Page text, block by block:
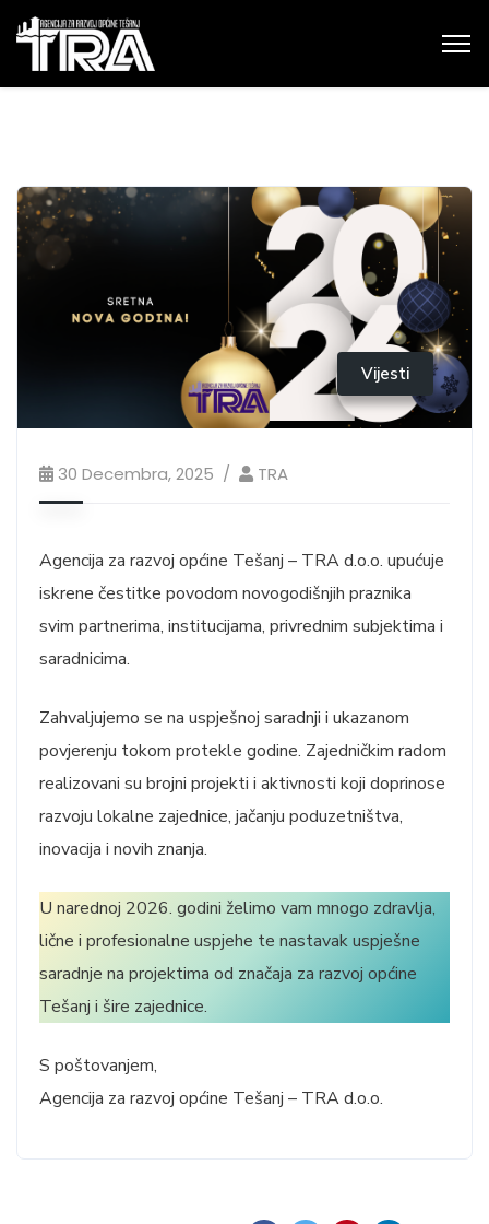
Vijesti
30 Decembra, 2025 TRA
Agencija za razvoj općine Tešanj – TRA d.o.o. upućuje
iskrene čestitke povodom novogodišnjih praznika
svim partnerima, institucijama, privrednim subjektima i
saradnicima.
Zahvaljujemo se na uspješnoj saradnji i ukazanom
povjerenju tokom protekle godine. Zajedničkim radom
realizovani su brojni projekti i aktivnosti koji doprinose
razvoju lokalne zajednice, jačanju poduzetništva,
inovacija i novih znanja.
U narednoj 2026. godini želimo vam mnogo zdravlja,
lične i profesionalne uspjehe te nastavak uspješne
saradnje na projektima od značaja za razvoj općine
Tešanj i šire zajednice.
S poštovanjem,
Agencija za razvoj općine Tešanj – TRA d.o.o.